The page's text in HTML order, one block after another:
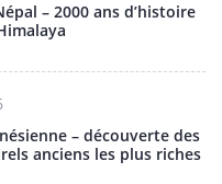
– 2000 ans d’histoire
– découverte des
anciens les plus riches